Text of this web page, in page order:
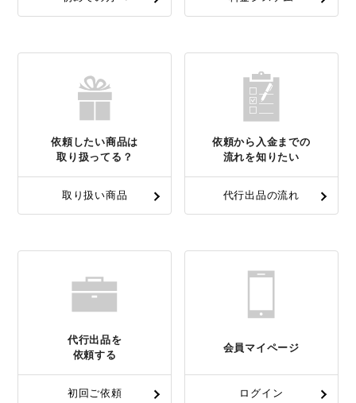
依頼したい商品は
取り扱ってる？
取り扱い商品
依頼から入金までの
流れを知りたい
代行出品の流れ
代行出品を
依頼する
初回ご依頼
会員マイページ
ログイン